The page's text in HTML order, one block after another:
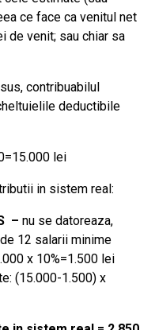
ce face ca venitul net
de venit; sau chiar sa
contribuabilul
deductibile
lei
in sistem real:
– nu se datoreaza,
12 salarii minime
x 10%=1.500 lei
(15.000-1.500) x